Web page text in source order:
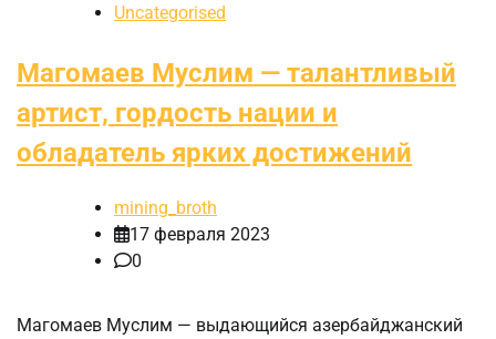
Uncategorised
Магомаев Муслим — талантливый
артист, гордость нации и
обладатель ярких достижений
mining_broth
17 февраля 2023
0
Магомаев Муслим — выдающийся азербайджанский